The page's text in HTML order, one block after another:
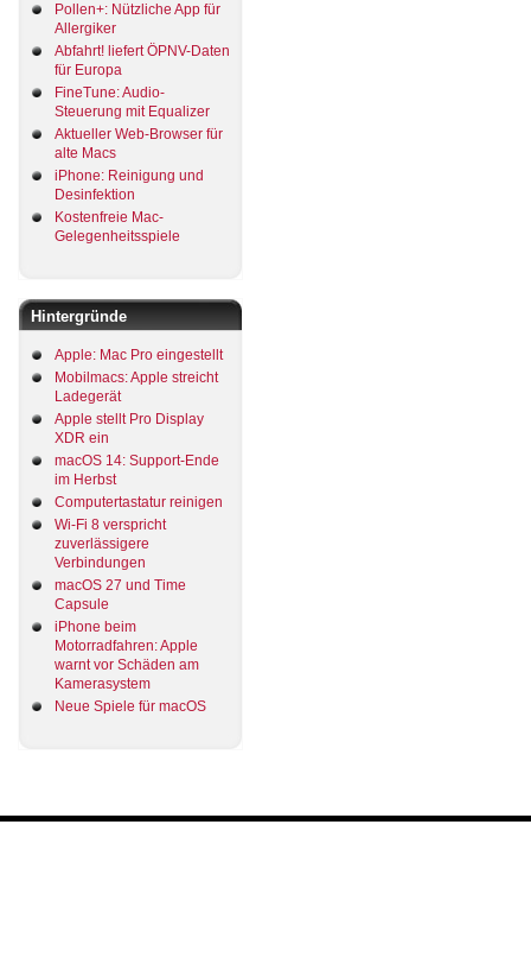
Pollen+: Nützliche App für
Allergiker
Abfahrt! liefert ÖPNV-Daten
für Europa
FineTune: Audio-
Steuerung mit Equalizer
Aktueller Web-Browser für
alte Macs
iPhone: Reinigung und
Desinfektion
Kostenfreie Mac-
Gelegenheitsspiele
Hintergründe
Apple: Mac Pro eingestellt
Mobilmacs: Apple streicht
Ladegerät
Apple stellt Pro Display
XDR ein
macOS 14: Support-Ende
im Herbst
Computertastatur reinigen
Wi-Fi 8 verspricht
zuverlässigere
Verbindungen
macOS 27 und Time
Capsule
iPhone beim
Motorradfahren: Apple
warnt vor Schäden am
Kamerasystem
Neue Spiele für macOS